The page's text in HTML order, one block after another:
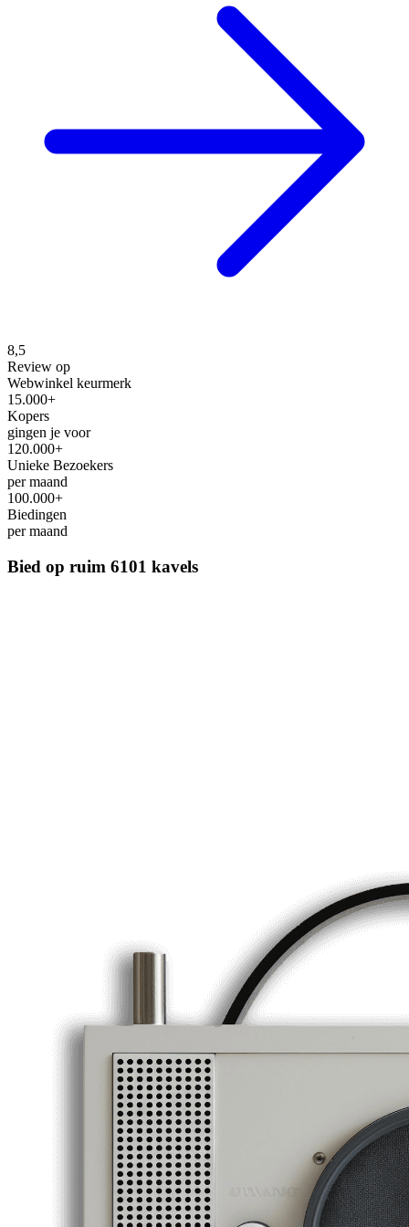
8,5
Review op
Webwinkel keurmerk
15.000+
Kopers
gingen je voor
120.000+
Unieke Bezoekers
per maand
100.000+
Biedingen
per maand
Bied op ruim 6101 kavels